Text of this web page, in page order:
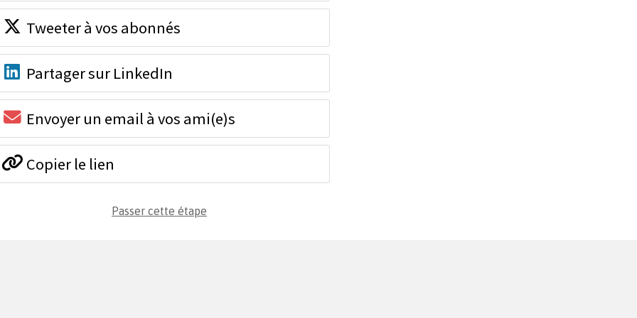
Tweeter à vos abonnés
Partager sur LinkedIn
Envoyer un email à vos ami(e)s
Copier le lien
Passer cette étape